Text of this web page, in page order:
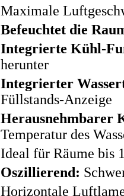
Maximale
Befeuchtet die
Integrierte Kühl-
herunter
Integrierter
Füllstands-Anzeige
Herausnehmbarer
Temperatur des
Ideal für Räume bis
Oszillierend:
Horizontale